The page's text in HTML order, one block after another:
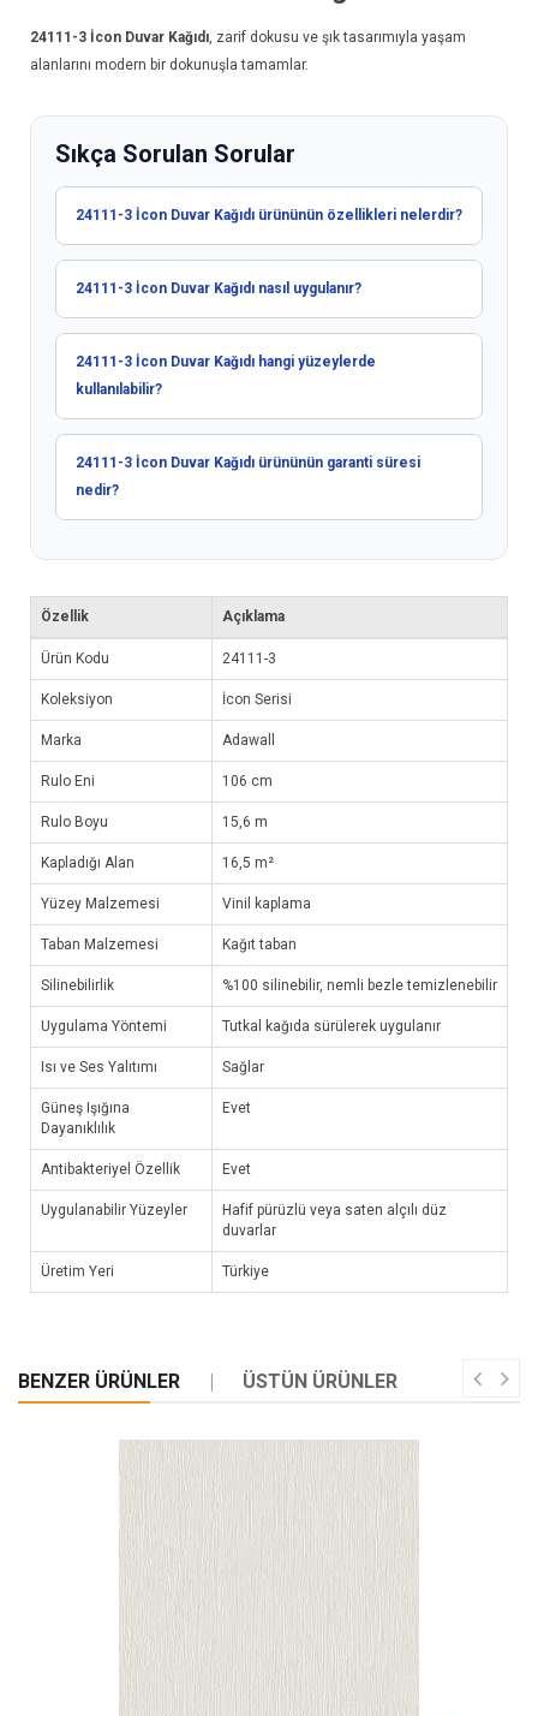
24111-3 İcon Duvar Kağıdı , zarif dokusu ve şık tasarımıyla yaşam
alanlarını modern bir dokunuşla tamamlar.
Sıkça Sorulan Sorular
24111-3 İcon Duvar Kağıdı ürününün özellikleri nelerdir?
24111-3 İcon Duvar Kağıdı nasıl uygulanır?
24111-3 İcon Duvar Kağıdı hangi yüzeylerde
kullanılabilir?
24111-3 İcon Duvar Kağıdı ürününün garanti süresi
nedir?
Özellik Açıklama
Ürün Kodu 24111-3
Koleksiyon İcon Serisi
Marka Adawall
Rulo Eni 106 cm
Rulo Boyu 15,6 m
Kapladığı Alan 16,5 m²
Yüzey Malzemesi Vinil kaplama
Taban Malzemesi Kağıt taban
Silinebilirlik %100 silinebilir, nemli bezle temizlenebilir
Uygulama Yöntemi Tutkal kağıda sürülerek uygulanır
Isı ve Ses Yalıtımı Sağlar
Güneş Işığına
Dayanıklılık
Evet
Antibakteriyel Özellik Evet
Uygulanabilir Yüzeyler
Hafif pürüzlü veya saten alçılı düz
duvarlar
Üretim Yeri Türkiye
BENZER ÜRÜNLER ÜSTÜN ÜRÜNLER